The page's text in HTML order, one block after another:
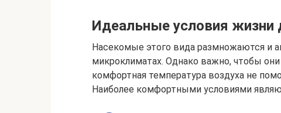
Идеальные условия жизни
Насекомые этого вида размножаются и
микроклиматах. Однако важно, чтобы
комфортная температура воздуха не
Наиболее комфортными условиями